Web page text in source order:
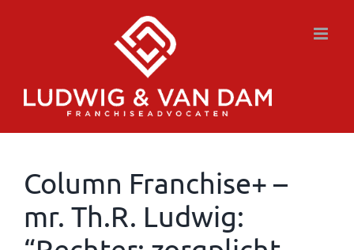
Column Franchise+ –
mr. Th.R. Ludwig: